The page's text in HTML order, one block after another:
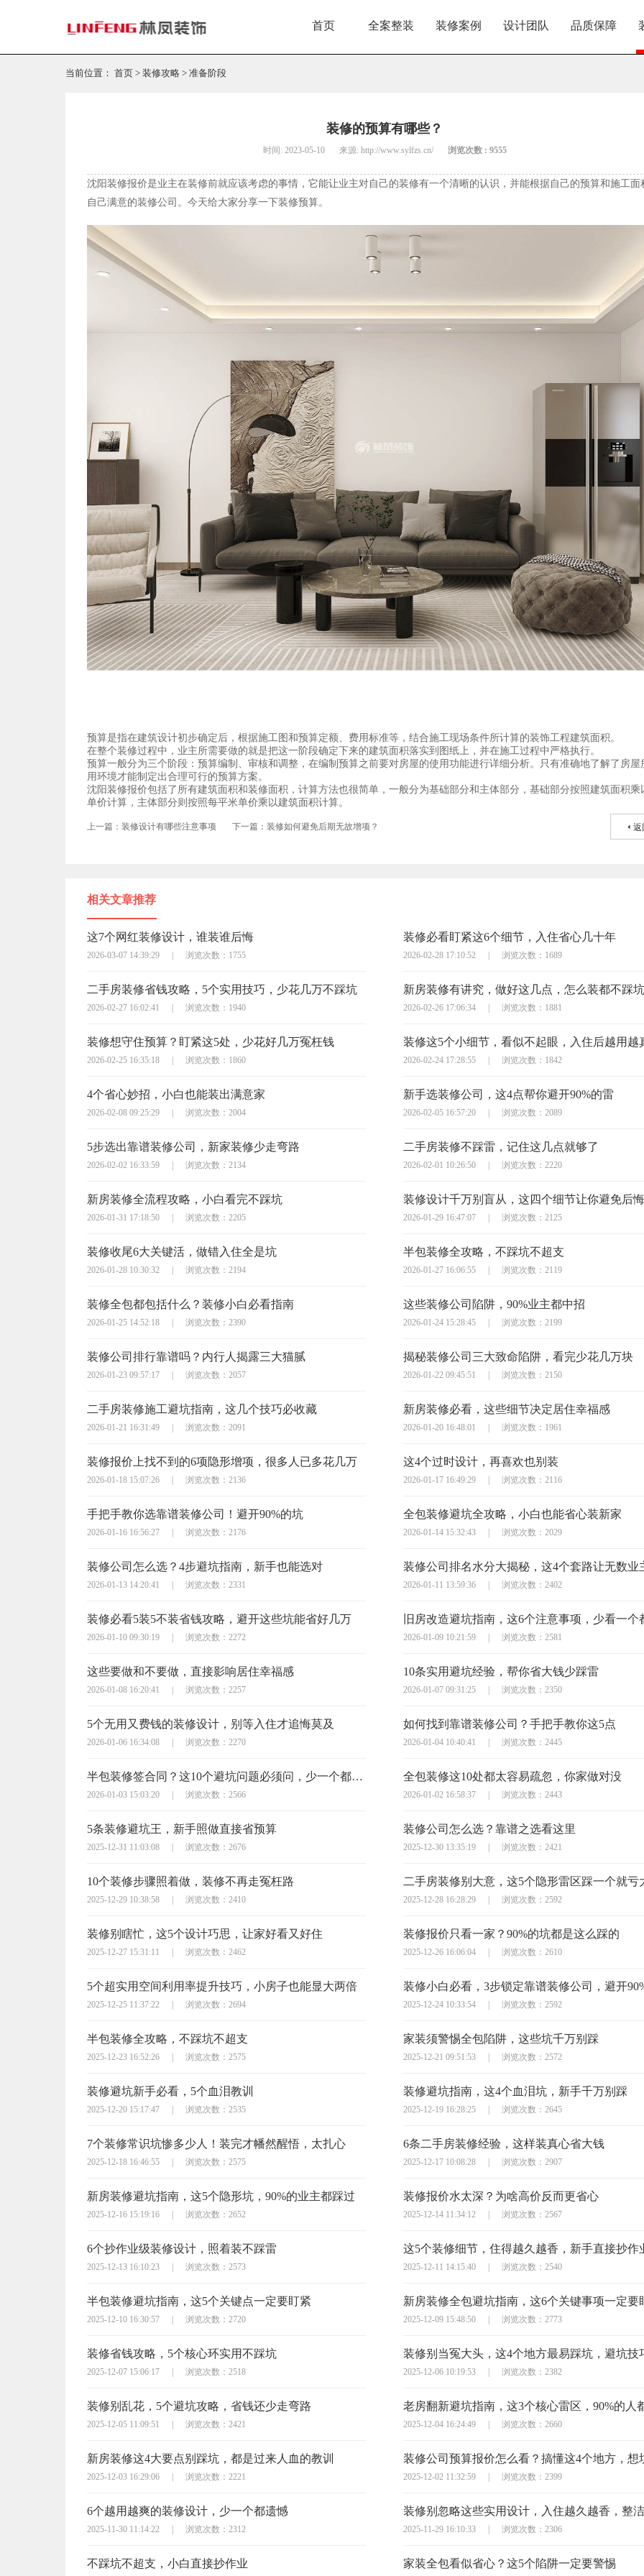
首页 全案整装 装修案例 设计团队 品质保障
当前位置： 首页 > 装修攻略 > 准备阶段
装修的预算有哪些？
时间: 2023-05-10 来源: http://www.sylfzs.cn/ 浏览次数 : 9555
沈阳装修报价是业主在装修前就应该考虑的事情，它能让业主对自己的装修有一个清晰的认识，并能根据自己的预算和施工面
自己满意的装修公司。今天给大家分享一下装修预算。
预算是指在建筑设计初步确定后，根据施工图和预算定额、费用标准等，结合施工现场条件所计算的装饰工程建筑面积。
在整个装修过程中，业主所需要做的就是把这一阶段确定下来的建筑面积落实到图纸上，并在施工过程中严格执行。
预算一般分为三个阶段：预算编制、审核和调整，在编制预算之前要对房屋的使用功能进行详细分析。只有准确地了解了房屋
用环境才能制定出合理可行的预算方案。
沈阳装修报价包括了所有建筑面积和装修面积，计算方法也很简单，一般分为基础部分和主体部分，基础部分按照建筑面积乘
单价计算，主体部分则按照每平米单价乘以建筑面积计算。
上一篇：装修设计有哪些注意事项 下一篇：装修如何避免后期无故增项？ 返
相关文章推荐
这7个网红装修设计，谁装谁后悔
2026-03-07 14:39:29 浏览次数：1755
装修必看盯紧这6个细节，入住省心几十年
2026-02-28 17:10:52 浏览次数：1689
二手房装修省钱攻略，5个实用技巧，少花几万不踩坑
2026-02-27 16:02:41 浏览次数：1940
新房装修有讲究，做好这几点，怎么装都不踩坑
2026-02-26 17:06:34 浏览次数：1881
装修想守住预算？盯紧这5处，少花好几万冤枉钱
2026-02-25 16:35:18 浏览次数：1860
装修这5个小细节，看似不起眼，入住后越用越
2026-02-24 17:28:55 浏览次数：1842
4个省心妙招，小白也能装出满意家
2026-02-08 09:25:29 浏览次数：2004
新手选装修公司，这4点帮你避开90%的雷
2026-02-05 16:57:20 浏览次数：2089
5步选出靠谱装修公司，新家装修少走弯路
2026-02-02 16:33:59 浏览次数：2134
二手房装修不踩雷，记住这几点就够了
2026-02-01 10:26:50 浏览次数：2220
新房装修全流程攻略，小白看完不踩坑
2026-01-31 17:18:50 浏览次数：2205
装修设计千万别盲从，这四个细节让你避免后悔
2026-01-29 16:47:07 浏览次数：2125
装修收尾6大关键活，做错入住全是坑
2026-01-28 10:30:32 浏览次数：2194
半包装修全攻略，不踩坑不超支
2026-01-27 16:06:55 浏览次数：2119
装修全包都包括什么？装修小白必看指南
2026-01-25 14:52:18 浏览次数：2390
这些装修公司陷阱，90%业主都中招
2026-01-24 15:28:45 浏览次数：2199
装修公司排行靠谱吗？内行人揭露三大猫腻
2026-01-23 09:57:17 浏览次数：2057
揭秘装修公司三大致命陷阱，看完少花几万块
2026-01-22 09:45:51 浏览次数：2150
二手房装修施工避坑指南，这几个技巧必收藏
2026-01-21 16:31:49 浏览次数：2091
新房装修必看，这些细节决定居住幸福感
2026-01-20 16:48:01 浏览次数：1961
装修报价上找不到的6项隐形增项，很多人已多花几万
2026-01-18 15:07:26 浏览次数：2136
这4个过时设计，再喜欢也别装
2026-01-17 16:49:29 浏览次数：2116
手把手教你选靠谱装修公司！避开90%的坑
2026-01-16 16:56:27 浏览次数：2176
全包装修避坑全攻略，小白也能省心装新家
2026-01-14 15:32:43 浏览次数：2029
装修公司怎么选？4步避坑指南，新手也能选对
2026-01-13 14:20:41 浏览次数：2331
装修公司排名水分大揭秘，这4个套路让无数业
2026-01-11 13:59:36 浏览次数：2402
装修必看5装5不装省钱攻略，避开这些坑能省好几万
2026-01-10 09:30:19 浏览次数：2272 2026-01-09 10:21:59 浏览次数：2581
这些要做和不要做，直接影响居住幸福感
2026-01-08 16:20:41 浏览次数：2257
10条实用避坑经验，帮你省大钱少踩雷
2026-01-07 09:31:25 浏览次数：2350
5个无用又费钱的装修设计，别等入住才追悔莫及
2026-01-06 16:34:08 浏览次数：2270
如何找到靠谱装修公司？手把手教你这5点
2026-01-04 10:40:41 浏览次数：2445
半包装修签合同？这10个避坑问题必须问，少一个都可能亏大
2026-01-03 15:03:20 浏览次数：2566
全包装修这10处都太容易疏忽，你家做对没
2026-01-02 16:58:37 浏览次数：2443
5条装修避坑王，新手照做直接省预算
2025-12-31 11:03:08 浏览次数：2676
装修公司怎么选？靠谱之选看这里
2025-12-30 13:35:19 浏览次数：2421
10个装修步骤照着做，装修不再走冤枉路
2025-12-29 10:38:58 浏览次数：2410
二手房装修别大意，这5个隐形雷区踩一个就亏
2025-12-28 16:28:29 浏览次数：2592
装修别瞎忙，这5个设计巧思，让家好看又好住
2025-12-27 15:31:11 浏览次数：2462
装修报价只看一家？90%的坑都是这么踩的
2025-12-26 16:06:04 浏览次数：2610
5个超实用空间利用率提升技巧，小房子也能显大两倍
2025-12-25 11:37:22 浏览次数：2694
装修小白必看，3步锁定靠谱装修公司，避开
2025-12-24 10:33:54 浏览次数：2592
半包装修全攻略，不踩坑不超支
2025-12-23 16:52:26 浏览次数：2575
家装须警惕全包陷阱，这些坑千万别踩
2025-12-21 09:51:53 浏览次数：2572
装修避坑新手必看，5个血泪教训
2025-12-20 15:17:47 浏览次数：2535
装修避坑指南，这4个血泪坑，新手千万别踩
2025-12-19 16:28:25 浏览次数：2645
7个装修常识坑惨多少人！装完才幡然醒悟，太扎心
2025-12-18 16:46:55 浏览次数：2575
6条二手房装修经验，这样装真心省大钱
2025-12-17 10:08:28 浏览次数：2907
新房装修避坑指南，这5个隐形坑，90%的业主都踩过
2025-12-16 15:19:16 浏览次数：2652
装修报价水太深？为啥高价反而更省心
2025-12-14 11:34:12 浏览次数：2567
6个抄作业级装修设计，照着装不踩雷
2025-12-13 16:10:23 浏览次数：2573
这5个装修细节，住得越久越香，新手直接抄作
2025-12-11 14:15:40 浏览次数：2540
半包装修避坑指南，这5个关键点一定要盯紧
2025-12-10 16:30:57 浏览次数：2720
新房装修全包避坑指南，这6个关键事项一定要
2025-12-09 15:48:50 浏览次数：2773
装修省钱攻略，5个核心环实用不踩坑
2025-12-07 15:06:17 浏览次数：2518 2025-12-06 10:19:53 浏览次数：2382
装修别乱花，5个避坑攻略，省钱还少走弯路
2025-12-05 11:09:51 浏览次数：2421
老房翻新避坑指南，这3个核心雷区，90%的人
2025-12-04 16:24:49 浏览次数：2660
新房装修这4大要点别踩坑，都是过来人血的教训
2025-12-03 16:29:06 浏览次数：2221 2025-12-02 11:32:59 浏览次数：2399
6个越用越爽的装修设计，少一个都遗憾
2025-11-30 11:14:22 浏览次数：2312
装修别忽略这些实用设计，入住越久越香，整
2025-11-29 16:10:33 浏览次数：2306
不踩坑不超支，小白直接抄作业 家装全包看似省心？这5个陷阱一定要警惕